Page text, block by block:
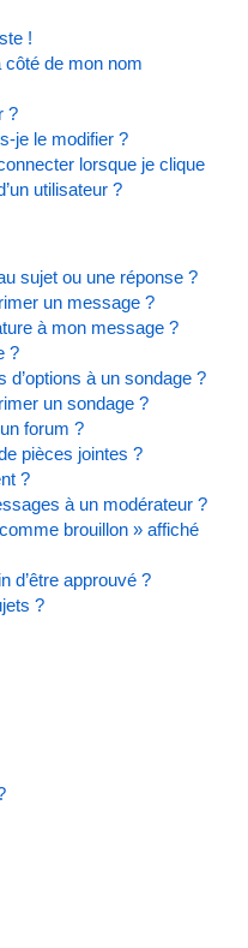
!
de mon nom
?
je le modifier ?
lorsque je clique
utilisateur ?
sujet ou une réponse ?
un message ?
à mon message ?
?
d’options à un sondage ?
un sondage ?
forum ?
pièces jointes ?
?
à un modérateur ?
brouillon » affiché
d’être approuvé ?
?